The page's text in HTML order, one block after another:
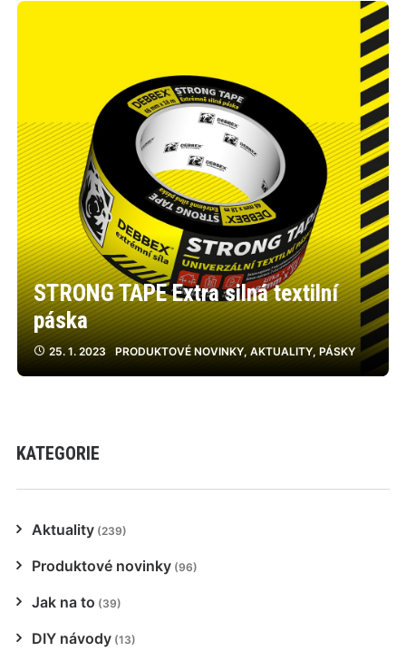
KATEGORIE
Aktuality (239)
Produktové novinky (96)
Jak na to (39)
DIY návody (13)
STRONG TAPE Extra silná textilní
páska
25. 1. 2023 PRODUKTOVÉ NOVINKY, AKTUALITY, PÁSKY